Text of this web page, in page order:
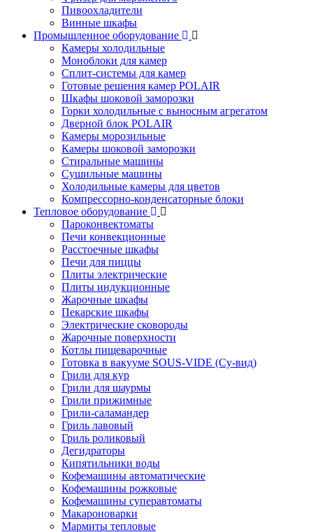
Пивоохладители
Винные шкафы
Промышленное оборудование
Камеры холодильные
Моноблоки для камер
Сплит-системы для камер
Готовые решения камер POLAIR
Шкафы шоковой заморозки
Горки холодильные с выносным агрегатом
Дверной блок POLAIR
Камеры морозильные
Камеры шоковой заморозки
Стиральные машины
Сушильные машины
Холодильные камеры для цветов
Компрессорно-конденсаторные блоки
Тепловое оборудование
Пароконвектоматы
Печи конвекционные
Расстоечные шкафы
Печи для пиццы
Плиты электрические
Плиты индукционные
Жарочные шкафы
Пекарские шкафы
Электрические сковороды
Жарочные поверхности
Котлы пищеварочные
Готовка в вакууме SOUS-VIDE (Су-вид)
Грили для кур
Грили для шаурмы
Грили прижимные
Грили-саламандер
Гриль лавовый
Гриль роликовый
Дегидраторы
Кипятильники воды
Кофемашины автоматические
Кофемашины рожковые
Кофемашины суперавтоматы
Макароноварки
Мармиты тепловые